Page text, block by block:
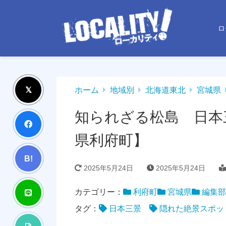
B!
ホーム 地域別 北海道東北 宮城県
知られざる松島 日本
県利府町】
2025年5月24日 2025年5月24日
カテゴリー： 利府町 宮城県
編集
タグ：
日本三景 隠れた絶景スポッ